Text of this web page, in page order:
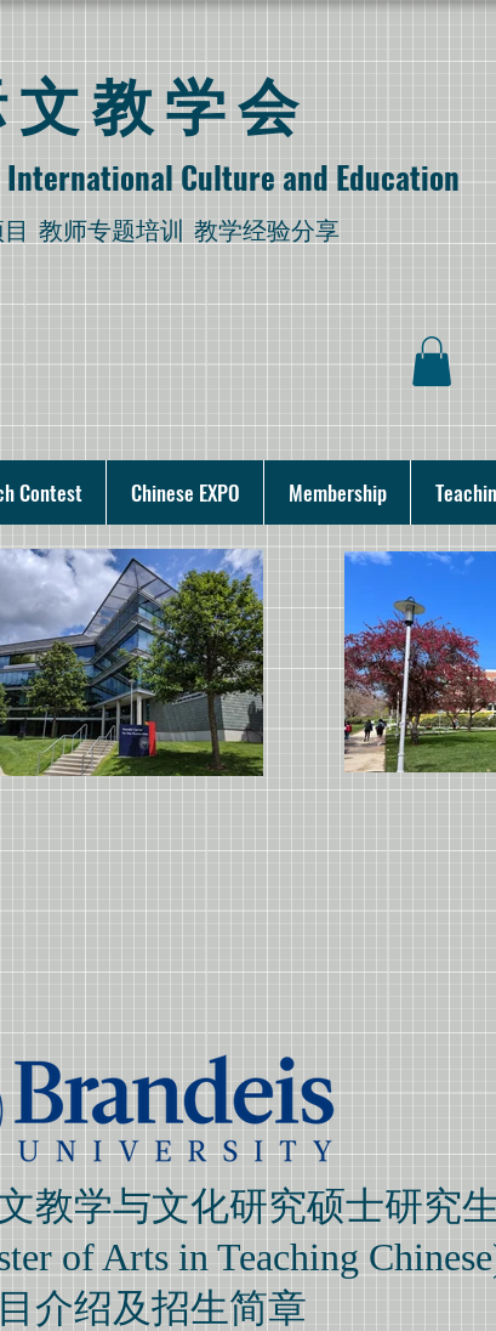
教学会
Culture and Education
教师专题培训 教学经验分享
Contest Chinese EXPO Membership
教学与文化研究硕士研究
of Arts in Teaching
介绍及招生简章